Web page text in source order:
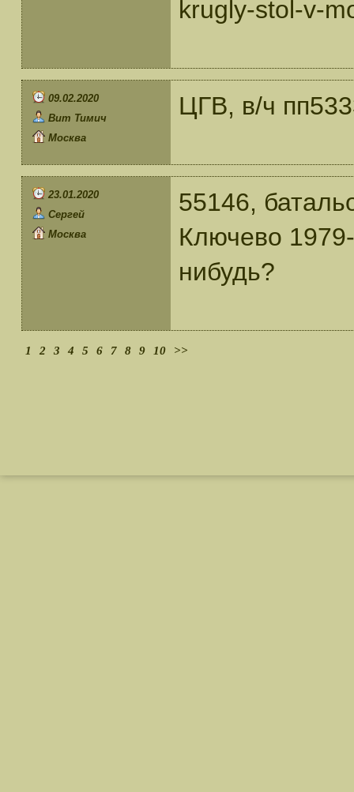
krugly-stol-v-
09.02.2020
Вит Тимич
Москва
ЦГВ, в/ч
23.01.2020
Сергей
Москва
55146,
Ключево
нибудь?
1 2 3 4 5 6 7 8 9 10 >>